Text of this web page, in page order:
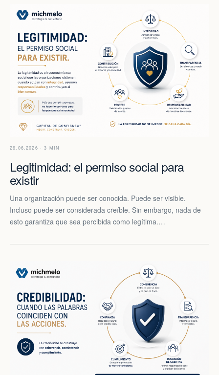
26.06.2026 · 3 MIN
Legitimidad: el permiso social para
existir
Una organización puede ser conocida. Puede ser visible.
Incluso puede ser considerada creíble. Sin embargo, nada de
esto garantiza que sea percibida como legítima.…